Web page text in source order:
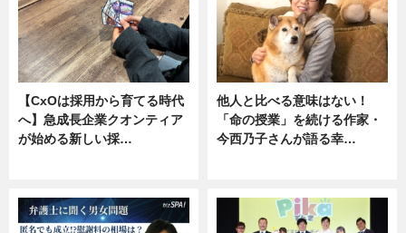
【CxOは採用から育てる時代
へ】急成長企業クオンティア
が始める新しい採…
他人と比べる意味はない！
「命の授業」を続ける作家・
今西乃子さんが語る幸…